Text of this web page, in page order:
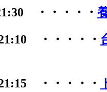
・・・・・
・・・・・
・・・・・